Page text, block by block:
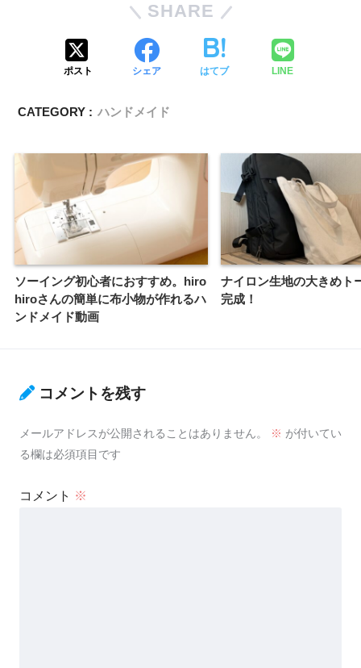
SHARE
ポスト シェア はてブ LINE
CATEGORY : ハンドメイド
ソーイング初心者におすすめ。hiro
hiroさんの簡単に布小物が作れるハ
ンドメイド動画
ナイロン生地の大きめト
完成！
コメントを残す
メールアドレスが公開されることはありません。 ※ が付いてい
る欄は必須項目です
コメント ※